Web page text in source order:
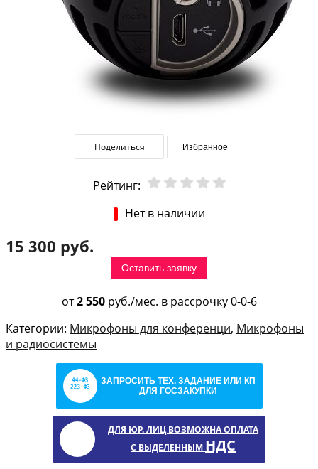
Поделиться Избранное
Рейтинг:
Нет в наличии
15 300 руб.
Оставить заявку
от2 550руб./мес. в рассрочку 0-0-6
Категории: Микрофоны для конференци, Микрофоны
и радиосистемы
ЗАПРОСИТЬ ТЕХ. ЗАДАНИЕ ИЛИ КП
ДЛЯ ГОСЗАКУПКИ
ДЛЯ ЮР. ЛИЦ ВОЗМОЖНА ОПЛАТА
С ВЫДЕЛЕННЫМ НДС